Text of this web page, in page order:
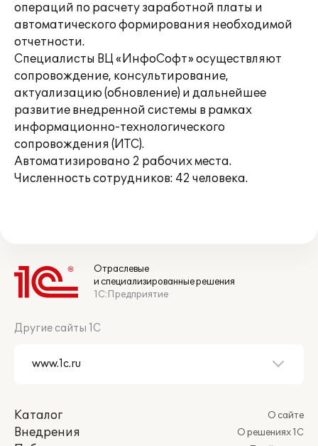
операций по расчету заработной платы и
автоматического формирования необходимой
отчетности.
Специалисты ВЦ «ИнфоСофт» осуществляют
сопровождение, консультирование,
актуализацию (обновление) и дальнейшее
развитие внедренной системы в рамках
информационно-технологического
сопровождения (ИТС).
Автоматизировано 2 рабочих места.
Численность сотрудников: 42 человека.
Отраслевые
и специализированные решения
1С:Предприятие
Другие сайты 1С
Каталог
Внедрения
О сайте
О решениях 1С